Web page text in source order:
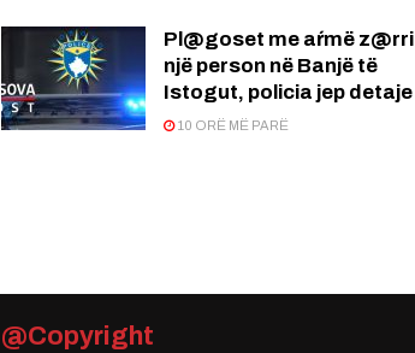
Pl@goset me aŕmë z@rri
një person në Banjë të
Istogut, policia jep detaje
10 ORË MË PARË
@Copyright